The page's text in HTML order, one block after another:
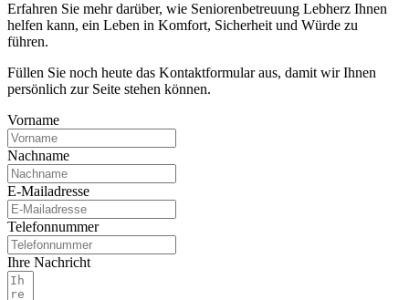
Erfahren Sie mehr darüber, wie Seniorenbetreuung Lebherz Ihnen
helfen kann, ein Leben in Komfort, Sicherheit und Würde zu
führen.
Füllen Sie noch heute das Kontaktformular aus, damit wir Ihnen
persönlich zur Seite stehen können.
Vorname
Nachname
E-Mailadresse
Telefonnummer
Ihre Nachricht